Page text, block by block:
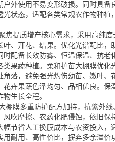
外使用不易变形破损。同时具
状态，适配各类常规农作物种植
焦提质增产核心需求，采用高纯
、开花、结果。优化光谱配比
配备长效防雾、恒温保温、抗
果蔬种植。柔和护苗大棚膜优
落，避免强光灼伤幼苗、嫩叶
卉果蔬色泽均匀、品相优良。
生长全程。
棚膜多重防护配方加持，抗紫外
吹摩擦、农药化肥侵蚀，依旧
节省人工换膜成本与农资投入
用耐用、高性价比，摒弃多余溢